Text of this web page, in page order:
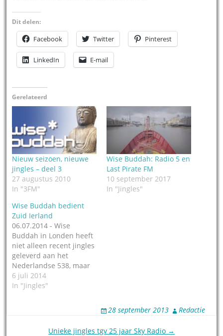
Dit delen:
Facebook Twitter Pinterest
LinkedIn E-mail
Gerelateerd
Nieuw seizoen, nieuwe
jingles – deel 3
27 augustus 2010
In "3FM"
Wise Buddah: Radio 5 en
Last Pirate FM
10 september 2017
In "Jingles"
Wise Buddah bedient
Zuid Ierland
06.07.2014 - Wise
Buddah in Londen heeft
niet alleen recent jingles
geleverd aan het
Nederlandse 538, maar
ook aan Cork FM, in het
zuiden van Ierland. Ook
6 juli 2014
In "Jingles"
28 september 2013 Redactie
Unieke jingles tgv 25 jaar Sky Radio →